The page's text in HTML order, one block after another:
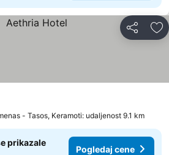
Deli
cene
- Tasos, Keramoti: udaljenost 9.1 km
prikazale
Pogledaj cene